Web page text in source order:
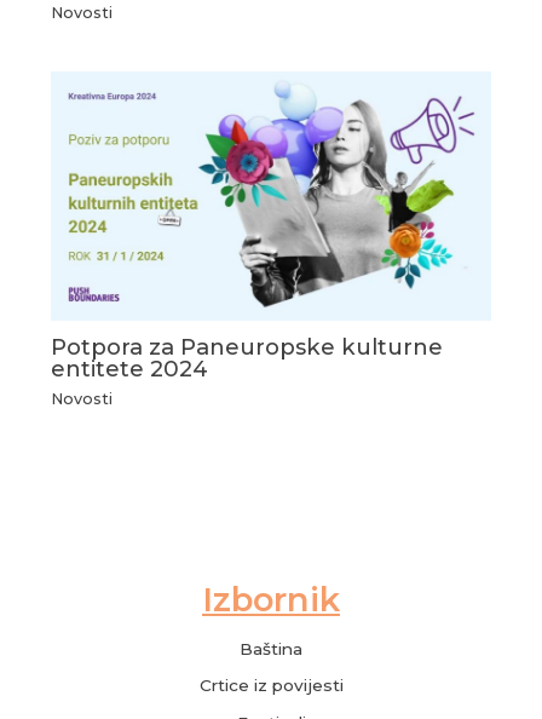
Baština
Crtice iz povijesti
Novosti
Potpora za Paneuropske kulturne
entitete 2024
Novosti